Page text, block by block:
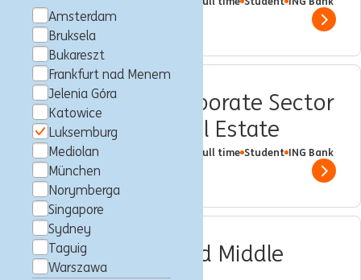
Amsterdam
Bruksela
Bukareszt
Frankfurt nad Menem
Jelenia Góra
Katowice
Luksemburg
Mediolan
München
Norymberga
Singapore
Sydney
Taguig
Warszawa
Show
INTERNSHIP - Corporate Sector
Coverage and Real Estate
Luksemburg, Luksemburg Full time Student ING Bank
Show
INTERNSHIP - Fund Middle